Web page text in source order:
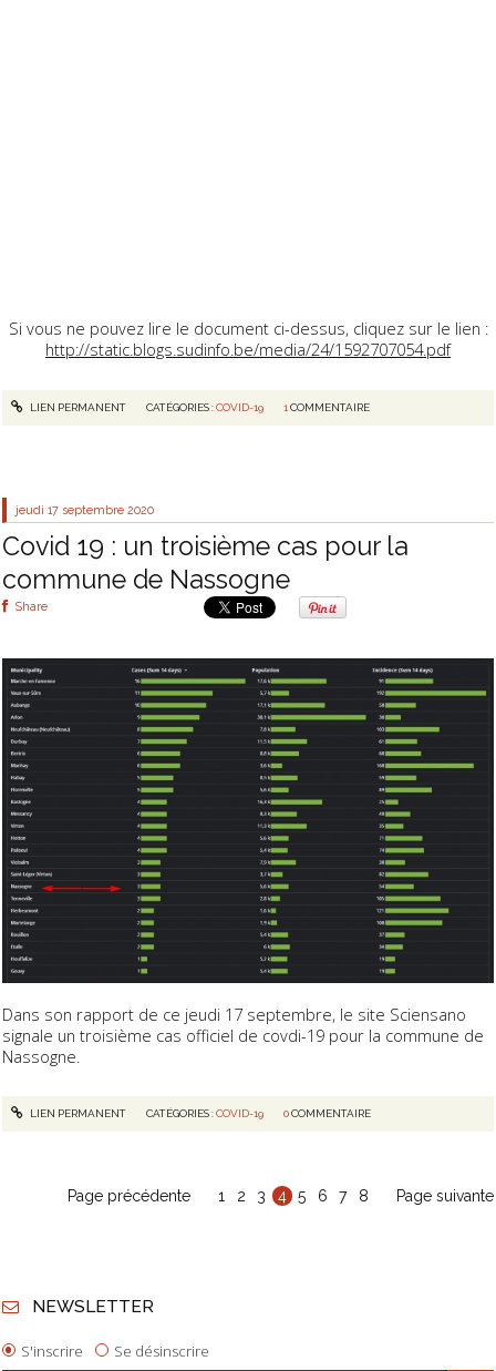
Si vous ne pouvez lire le document ci-dessus, cliquez sur le lien :
http://static.blogs.sudinfo.be/media/24/1592707054.pdf
LIEN PERMANENT CATÉGORIES :COVID-19 1 COMMENTAIRE
jeudi 17 septembre 2020
Covid 19 : un troisième cas pour la
commune de Nassogne
Share
Dans son rapport de ce jeudi 17 septembre, le site Sciensano
signale un troisième cas officiel de covdi-19 pour la commune de
Nassogne.
LIEN PERMANENT CATÉGORIES :COVID-19 0COMMENTAIRE
Page précédente 1 2 3 4 5 6 7 8 Page suivante
NEWSLETTER
S'inscrire Se désinscrire